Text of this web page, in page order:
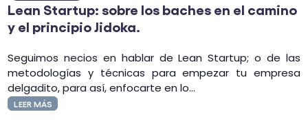
Lean Startup: sobre los baches en el camino
y el principio Jidoka.
Seguimos necios en hablar de Lean Startup; o de las
metodologías y técnicas para empezar tu empresa
delgadito, para así, enfocarte en lo...
LEER MÁS